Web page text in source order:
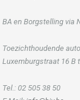
BA en Borgstelling via
Toezichthoudende
Luxemburgstraat 16 B
Tel.: 02 505 38 50